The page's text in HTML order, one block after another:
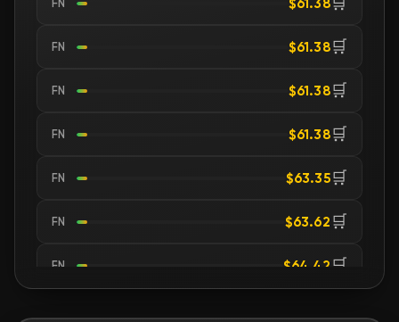
FN
FN $61.38🛒
FN $61.38🛒
FN $61.38🛒
FN $63.35🛒
FN $63.62 🛒
FN $64.42 🛒